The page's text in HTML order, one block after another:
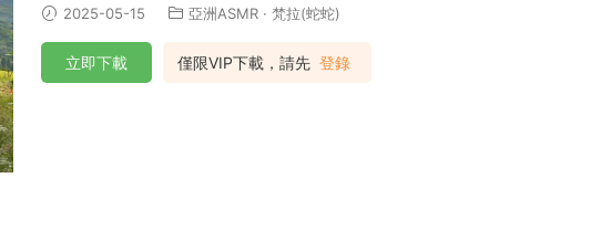
2025-05-15 亞洲ASMR · 梵拉(蛇蛇)
僅限VIP下載，請先 登錄
立即下載